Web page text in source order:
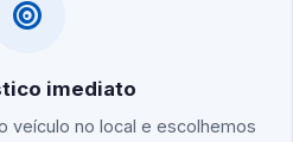
imediato
veículo no local e escolhemos